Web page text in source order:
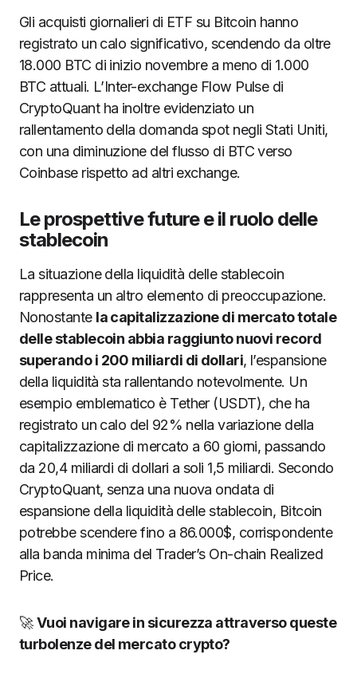
Gli acquisti giornalieri di ETF su Bitcoin hanno
registrato un calo significativo, scendendo da oltre
18.000 BTC di inizio novembre a meno di 1.000
BTC attuali. L’Inter-exchange Flow Pulse di
CryptoQuant ha inoltre evidenziato un
rallentamento della domanda spot negli Stati Uniti,
con una diminuzione del flusso di BTC verso
Coinbase rispetto ad altri exchange.
Le prospettive future e il ruolo delle
stablecoin
La situazione della liquidità delle stablecoin
rappresenta un altro elemento di preoccupazione.
Nonostante la capitalizzazione di mercato totale
delle stablecoin abbia raggiunto nuovi record
superando i 200 miliardi di dollari, l’espansione
della liquidità sta rallentando notevolmente. Un
esempio emblematico è Tether (USDT), che ha
registrato un calo del 92% nella variazione della
capitalizzazione di mercato a 60 giorni, passando
da 20,4 miliardi di dollari a soli 1,5 miliardi. Secondo
CryptoQuant, senza una nuova ondata di
espansione della liquidità delle stablecoin, Bitcoin
potrebbe scendere fino a 86.000$, corrispondente
alla banda minima del Trader’s On-chain Realized
Price.
🚀Vuoi navigare in sicurezza attraverso queste
turbolenze del mercato crypto?